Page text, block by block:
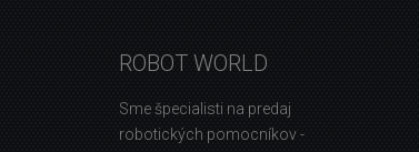
ROBOT WORLD
Sme špecialisti na predaj
robotických pomocníkov -